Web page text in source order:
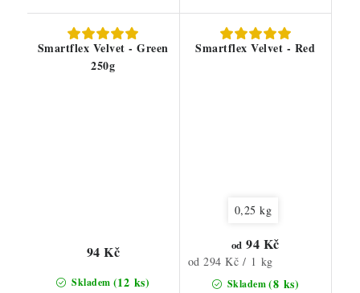
Smartflex Velvet - Green
250g
Skladem (12 ks)
94 Kč
Smartflex Velvet - Red
0,25 kg
Skladem(8 ks)
od 94 Kč
Měrná
od 294 Kč / 1 kg